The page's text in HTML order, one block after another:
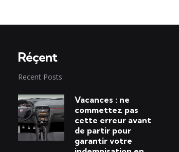
Réçent
Recent Posts
Vacances : ne
commettez pas
cette erreur avant
de partir pour
garantir votre